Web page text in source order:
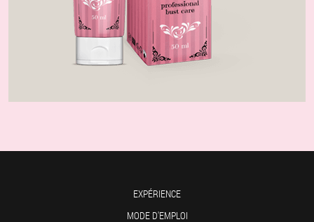
EXPÉRIENCE
MODE D'EMPLOI